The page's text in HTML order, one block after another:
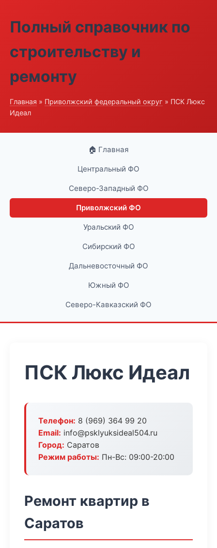
Полный справочник по
строительству и
ремонту
Главная » Приволжский федеральный округ » ПСК Люкс
Идеал
🏠 Главная
Центральный ФО
Северо-Западный ФО
Приволжский ФО
Уральский ФО
Сибирский ФО
Дальневосточный ФО
Южный ФО
Северо-Кавказский ФО
ПСК Люкс Идеал
Телефон: 8 (969) 364 99 20
Email: info@psklyuksideal504.ru
Город: Саратов
Режим работы: Пн-Вс: 09:00-20:00
Ремонт квартир в
Саратов